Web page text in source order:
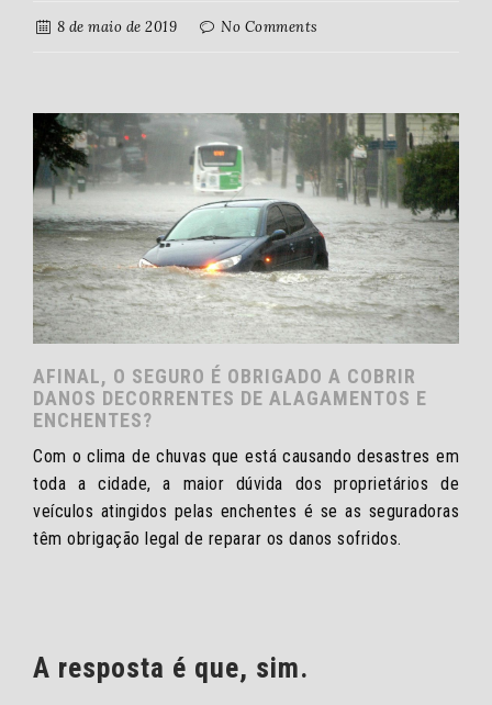
8 de maio de 2019 No Comments
AFINAL, O SEGURO É OBRIGADO A COBRIR
DANOS DECORRENTES DE ALAGAMENTOS E
ENCHENTES?
Com o clima de chuvas que está causando desastres em
toda a cidade, a maior dúvida dos proprietários de
veículos atingidos pelas enchentes é se as seguradoras
têm obrigação legal de reparar os danos sofridos.
A resposta é que, sim.